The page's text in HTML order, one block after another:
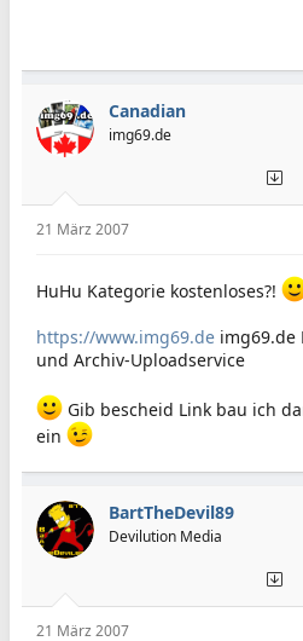
Canadian
img69.de
21 März 2007
HuHu Kategorie kostenloses?!
https://www.img69.de img69.de
und Archiv-Uploadservice
Gib bescheid Link bau ich
ein
BartTheDevil89
Devilution Media
21 März 2007